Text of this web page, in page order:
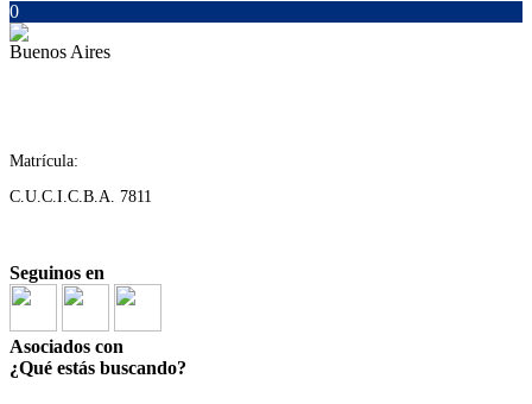
0
Buenos Aires
Matrícula:
C.U.C.I.C.B.A. 7811
Seguinos en
Asociados con
¿Qué estás buscando?